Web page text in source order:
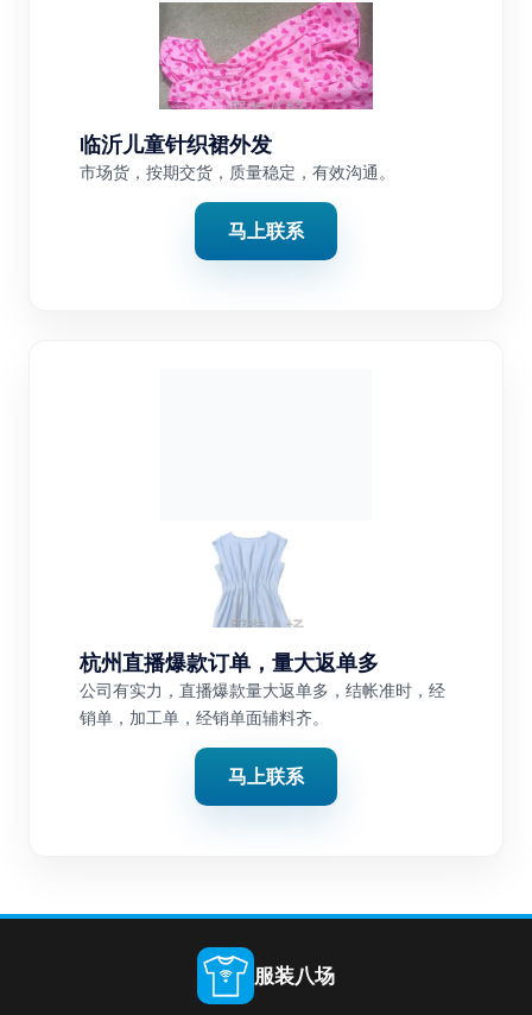
临沂儿童针织裙外发
市场货，按期交货，质量稳定，有效沟通。
马上联系
杭州直播爆款订单，量大返单多
公司有实力，直播爆款量大返单多，结帐准时，经
销单，加工单，经销单面辅料齐。
马上联系
服装八场